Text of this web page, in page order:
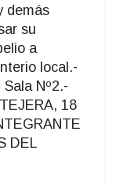
demás
su
a
local.-
Nº2.-
18
DEL